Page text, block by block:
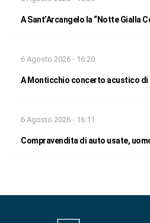
A Sant’Arcangelo la “Notte Gialla
6 Agosto 2026 - 16:20
A Monticchio concerto acustico di
6 Agosto 2026 - 16:11
Compravendita di auto usate,